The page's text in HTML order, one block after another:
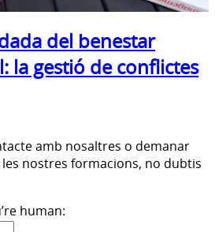
del benestar
la gestió de conflictes
amb nosaltres o demanar
nostres formacions, no dubtis
human: